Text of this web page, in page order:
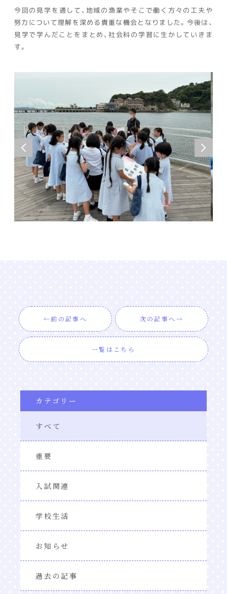
今回の見学を通して、地域の漁業やそこで働く方々の工夫や
努力について理解を深める貴重な機会となりました。今後は、
見学で学んだことをまとめ、社会科の学習に生かしていきま
す。
前の記事へ 次の記事へ
一覧はこちら
カテゴリー
すべて
重要
入試関連
学校生活
お知らせ
過去の記事